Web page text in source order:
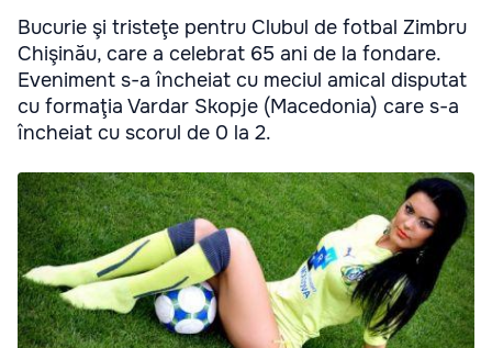
Bucurie şi tristeţe pentru Clubul de fotbal Zimbru
Chişinău, care a celebrat 65 ani de la fondare.
Eveniment s-a încheiat cu meciul amical disputat
cu formaţia Vardar Skopje (Macedonia) care s-a
încheiat cu scorul de 0 la 2.